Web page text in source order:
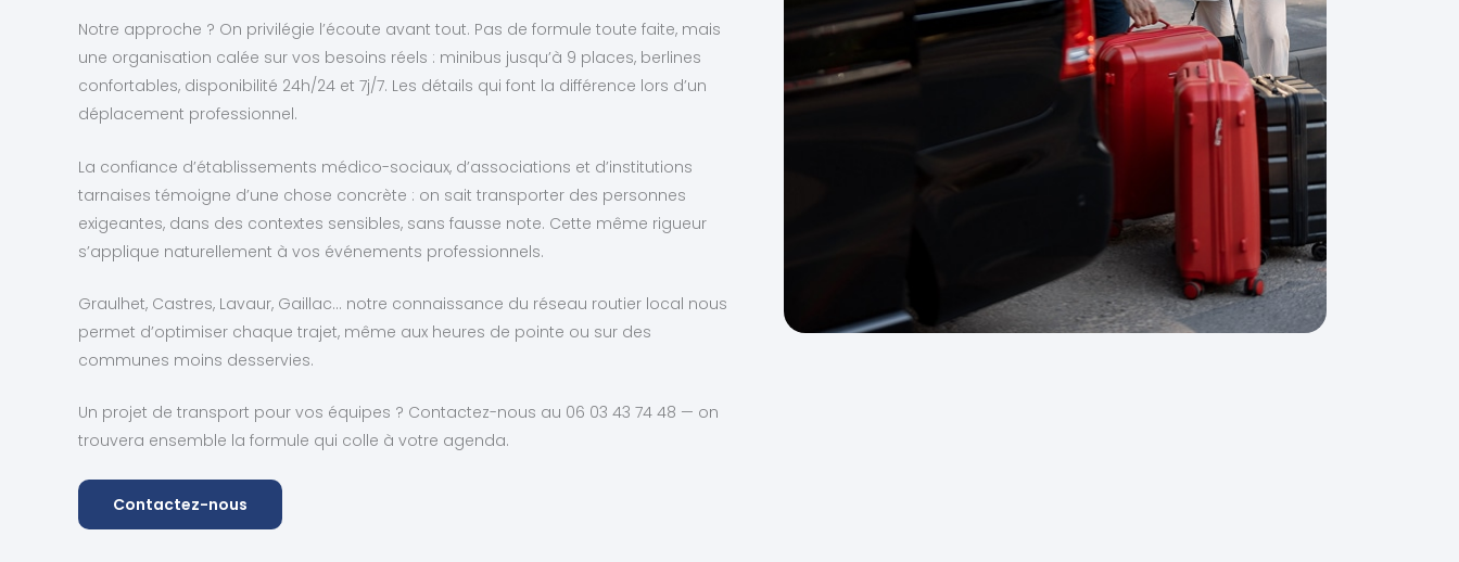
Notre approche ? On privilégie l’écoute avant tout. Pas de formule toute faite, mais
une organisation calée sur vos besoins réels : minibus jusqu’à 9 places, berlines
confortables, disponibilité 24h/24 et 7j/7. Les détails qui font la différence lors d’un
déplacement professionnel.
La confiance d’établissements médico-sociaux, d’associations et d’institutions
tarnaises témoigne d’une chose concrète : on sait transporter des personnes
exigeantes, dans des contextes sensibles, sans fausse note. Cette même rigueur
s’applique naturellement à vos événements professionnels.
Graulhet, Castres, Lavaur, Gaillac… notre connaissance du réseau routier local nous
permet d’optimiser chaque trajet, même aux heures de pointe ou sur des
communes moins desservies.
Un projet de transport pour vos équipes ? Contactez-nous au 06 03 43 74 48 — on
trouvera ensemble la formule qui colle à votre agenda.
Contactez-nous